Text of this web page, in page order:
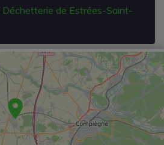
Déchetterie de Estrées-Saint-